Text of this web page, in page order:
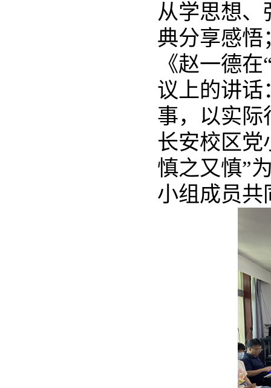
从学思想、
典分享感悟
《赵一德
议上的讲话
事，以实际
长安校区党
慎之又慎”
小组成员共